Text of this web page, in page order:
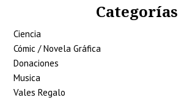
Categorías
Ciencia
Cómic / Novela Gráfica
Donaciones
Musica
Vales Regalo